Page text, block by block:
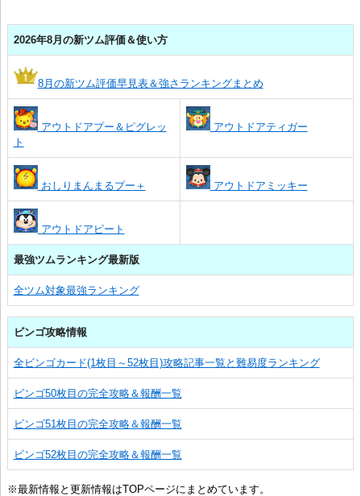
2026年8月の新ツム評価＆使い方
8月の新ツム評価早見表＆強さランキングまとめ
アウトドアプー＆ピグレッ
ト
アウトドアティガー
おしりまんまるプー＋ アウトドアミッキー
アウトドアピート
最強ツムランキング最新版
全ツム対象最強ランキング
ビンゴ攻略情報
全ビンゴカード(1枚目～52枚目)攻略記事一覧と難易度ランキング
ビンゴ50枚目の完全攻略＆報酬一覧
ビンゴ51枚目の完全攻略＆報酬一覧
ビンゴ52枚目の完全攻略＆報酬一覧
※最新情報と更新情報はTOPページにまとめています。